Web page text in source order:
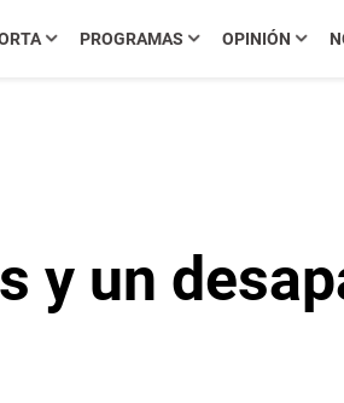
PROGRAMAS OPINIÓN
y un